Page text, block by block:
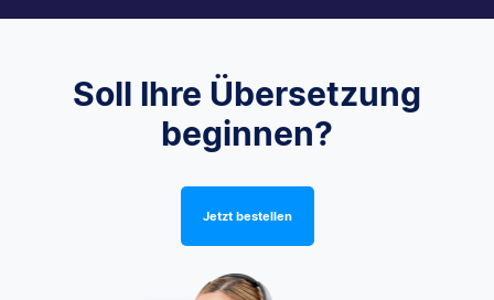
Soll Ihre Übersetzung
beginnen?
Jetzt bestellen